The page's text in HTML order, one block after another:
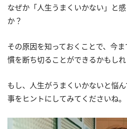
なぜか「人生うまくいかない」と
か？
その原因を知っておくことで、今
慣を断ち切ることができるかもしれ
もし、人生がうまくいかないと悩
事をヒントにしてみてくださいね。